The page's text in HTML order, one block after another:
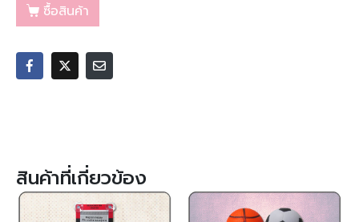
ซื้อสินค้า
สินค้าที่เกี่ยวข้อง